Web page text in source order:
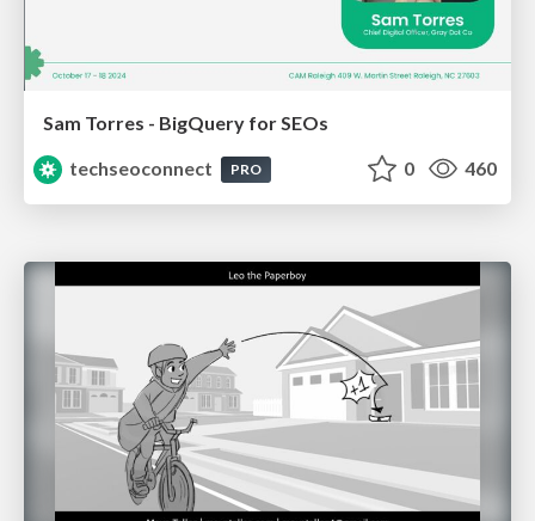
Sam Torres - BigQuery for SEOs
techseoconnect
PRO 0 460